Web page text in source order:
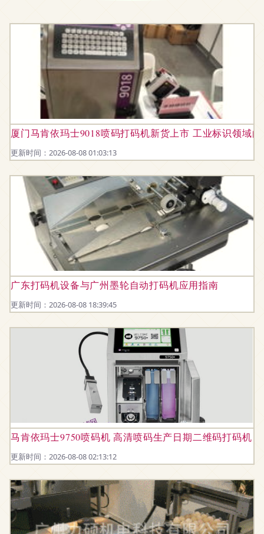
厦门马肯依玛士9018喷码打码机新货上市 工业标识领域
更新时间：2026-08-08 01:03:13
广东打码机设备与广州墨轮自动打码机应用指南
更新时间：2026-08-08 18:39:45
马肯依玛士9750喷码机 高清喷码生产日期二维码打码机
更新时间：2026-08-08 02:13:12